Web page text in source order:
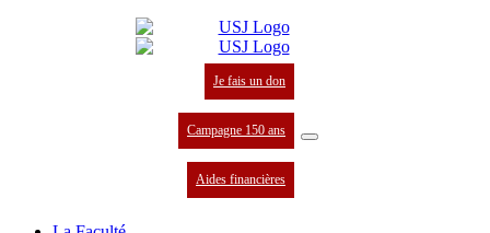
Je fais un don
Campagne 150 ans
Aides financières